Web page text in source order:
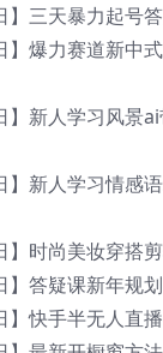
】三天暴力起号
】爆力赛道新中
】新人学习风景
】新人学习情感
】时尚美妆穿搭
】答疑课新年规
】快手半无人直